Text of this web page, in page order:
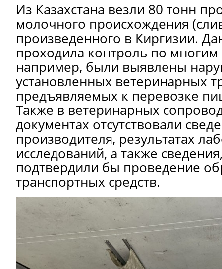
Из Казахстана везли 80 тонн
молочного происхождения
произведенного в Киргизии.
проходила контроль по
например, были выявлены
установленных ветеринарных
предъявляемых к перевозке
Также в ветеринарных
документах отсутствовали
производителя, результатах
исследований, а также
подтвердили бы проведение
транспортных средств.